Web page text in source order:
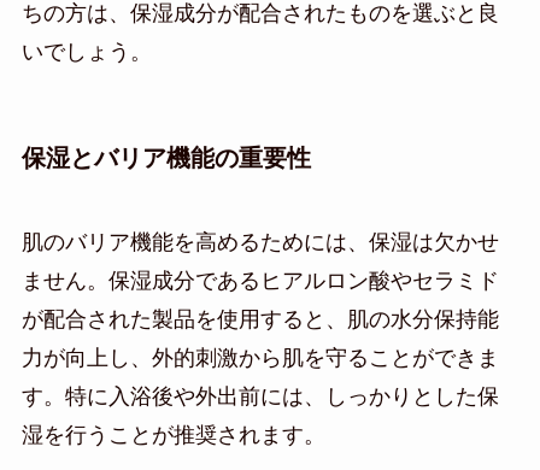
ちの方は、保湿成分が配合されたものを選ぶと良
いでしょう。
保湿とバリア機能の重要性
肌のバリア機能を高めるためには、保湿は欠かせ
ません。保湿成分であるヒアルロン酸やセラミド
が配合された製品を使用すると、肌の水分保持能
力が向上し、外的刺激から肌を守ることができま
す。特に入浴後や外出前には、しっかりとした保
湿を行うことが推奨されます。